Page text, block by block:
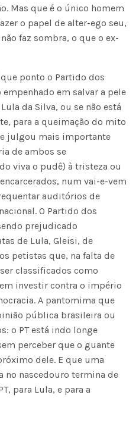
Mas que é o único homem
o papel de alter-ego seu,
faz sombra, o que o ex-
ponto o Partido dos
em salvar a pele
da Silva, ou se não está
para a queimação do mito
julgou mais importante
de ambos se
viva o pudê) à tristeza ou
num vai-e-vem
auditórios de
O Partido dos
prejudicado
de Lula, Gleisi, de
petistas que, na falta de
classificados como
investir contra o império
A pantomima que
pública brasileira ou
o PT está indo longe
perceber que o guante
dele. E que uma
no nascedouro termina de
para Lula, e para a